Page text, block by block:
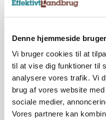
Denne hjemmeside
Vi bruger cookies til at
til at vise dig funktioner til
analysere vores trafik. Vi
brug af vores website
sociale medier,
Vores partnere kan
Snart kan man søge